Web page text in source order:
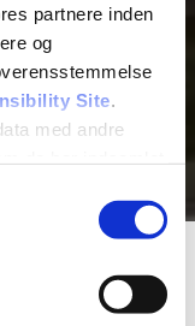
partnere inden
og
Site.
med andre
OG